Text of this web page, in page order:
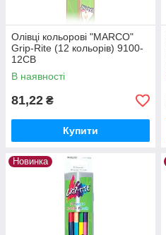
Олівці кольорові "MARCO"
Grip-Rite (12 кольорів) 9100-
12CB
В наявності
81,22 ₴
Купити
Новинка